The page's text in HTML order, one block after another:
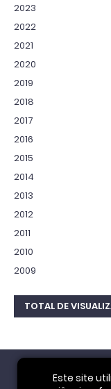
2023
2022
2021
2020
2019
2018
2017
2016
2015
2014
2013
2012
2011
2010
2009
TOTAL DE
Este site